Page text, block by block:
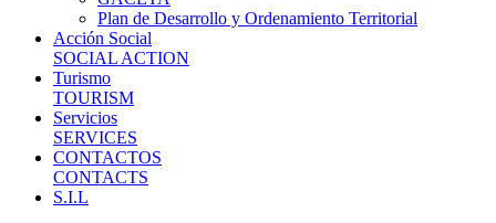
Plan de Desarrollo y Ordenamiento Territorial
Acción Social
SOCIAL ACTION
Turismo
TOURISM
Servicios
SERVICES
CONTACTOS
CONTACTS
S.I.L